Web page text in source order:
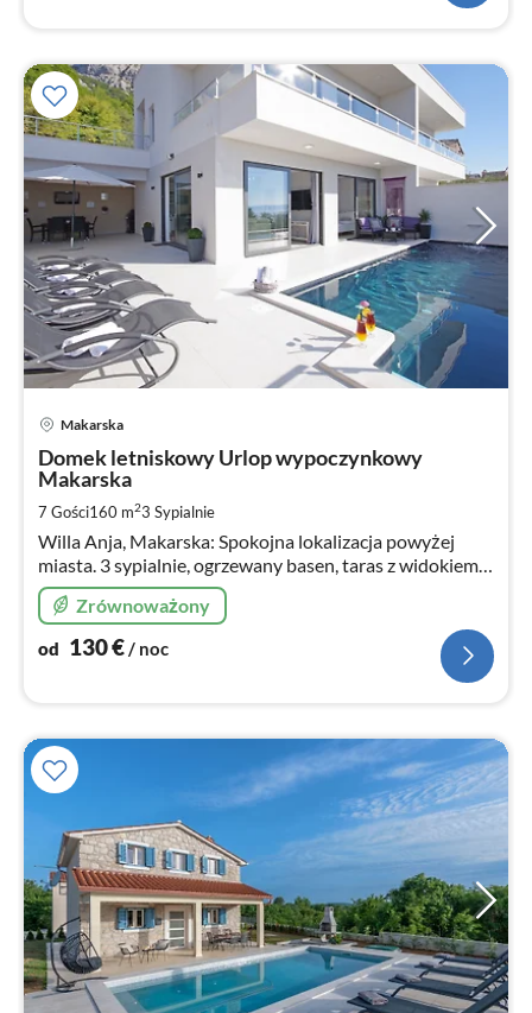
Makarska
Domek letniskowy Urlop wypoczynkowy
Makarska
7 Gości160 m23 Sypialnie
Willa Anja, Makarska: Spokojna lokalizacja powyżej
miasta. 3 sypialnie, ogrzewany basen, taras z widokiem
na morze, grill. Idealne dla rodzin.
Zrównoważony
od 130€ / noc